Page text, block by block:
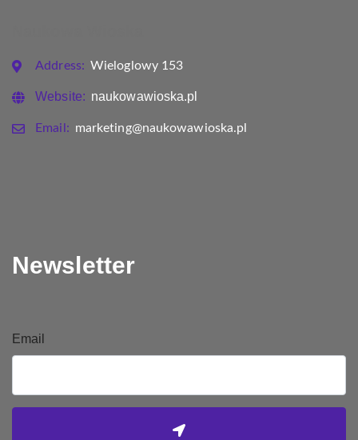
Address: Wieloglowy 153
Website: naukowawioska.pl
Email: marketing@naukowawioska.pl
Newsletter
Email